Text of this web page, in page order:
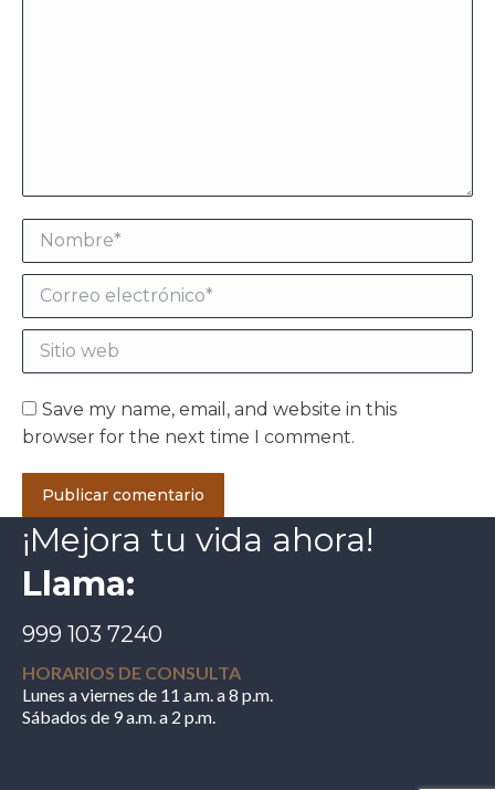
Nombre *
Correo electrónico *
Sitio web
Save my name, email, and website in this
browser for the next time I comment.
Publicar comentario
¡Mejora tu vida ahora!
Llama:
999 103 7240
HORARIOS DE CONSULTA
Lunes a viernes de 11 a.m. a 8 p.m.
Sábados de 9 a.m. a 2 p.m.